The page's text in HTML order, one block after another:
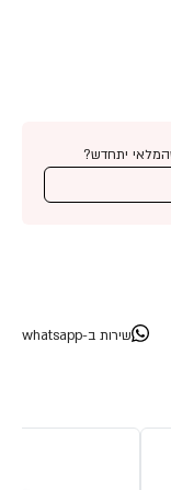
יתחדש?
שירות ב-whatsapp